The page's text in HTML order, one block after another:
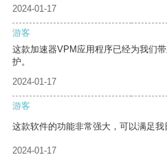
2024-01-17
游客
这款加速器VPM应用程序已经为我们
护。
2024-01-17
游客
这款软件的功能非常强大，可以满足我
2024-01-17